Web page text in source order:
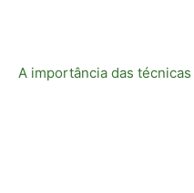
A importância das